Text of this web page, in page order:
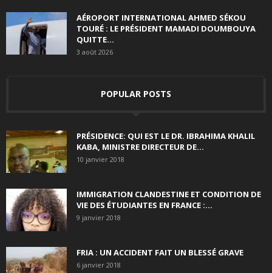
AÉROPORT INTERNATIONAL AHMED SÉKOU
TOURÉ : LE PRÉSIDENT MAMADI DOUMBOUYA
QUITTE...
3 août 2026
POPULAR POSTS
PRÉSIDENCE: QUI EST LE DR. IBRAHIMA KHALIL
KABA, MINISTRE DIRECTEUR DE...
10 janvier 2018
IMMIGRATION CLANDESTINE ET CONDITION DE
VIE DES ÉTUDIANTES EN FRANCE :...
9 janvier 2018
FRIA : UN ACCIDENT FAIT UN BLESSÉ GRAVE
6 janvier 2018